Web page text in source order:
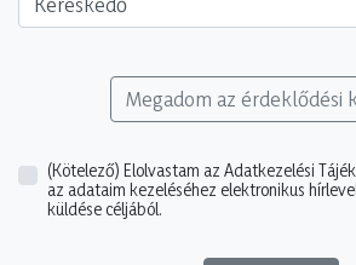
Megadom az érdeklődési
(Kötelező) Elolvastam az Adatkezelési
az adataim kezeléséhez elektronikus
küldése céljából.